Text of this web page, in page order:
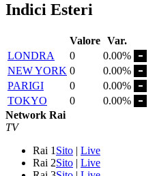
Indici Esteri
Valore Var.
LONDRA
0
0.00%
NEW YORK 0
0.00%
PARIGI
0
0.00%
TOKYO
0
0.00%
Network Rai
TV
Rai 1 Sito | Live
Rai 2Sito | Live